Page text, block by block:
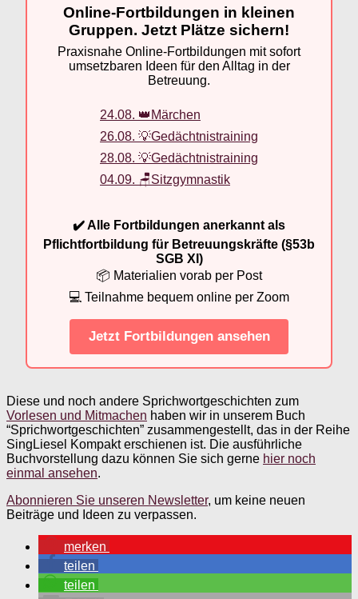
Online-Fortbildungen in kleinen
Gruppen. Jetzt Plätze sichern!
Praxisnahe Online-Fortbildungen mit sofort
umsetzbaren Ideen für den Alltag in der
Betreuung.
24.08. 👑Märchen
26.08. 💡Gedächtnistraining
28.08. 💡Gedächtnistraining
04.09. 🪑Sitzgymnastik
✔️ Alle Fortbildungen anerkannt als
Pflichtfortbildung für Betreuungskräfte (§53b
SGB XI)
📦 Materialien vorab per Post
💻 Teilnahme bequem online per Zoom
Jetzt Fortbildungen ansehen
Diese und noch andere Sprichwortgeschichten zum
Vorlesen und Mitmachen haben wir in unserem Buch
“Sprichwortgeschichten” zusammengestellt, das in der Reihe
SingLiesel Kompakt erschienen ist. Die ausführliche
Buchvorstellung dazu können Sie sich gerne hier noch
einmal ansehen.
Abonnieren Sie unseren Newsletter, um keine neuen
Beiträge und Ideen zu verpassen.
merken
teilen
teilen